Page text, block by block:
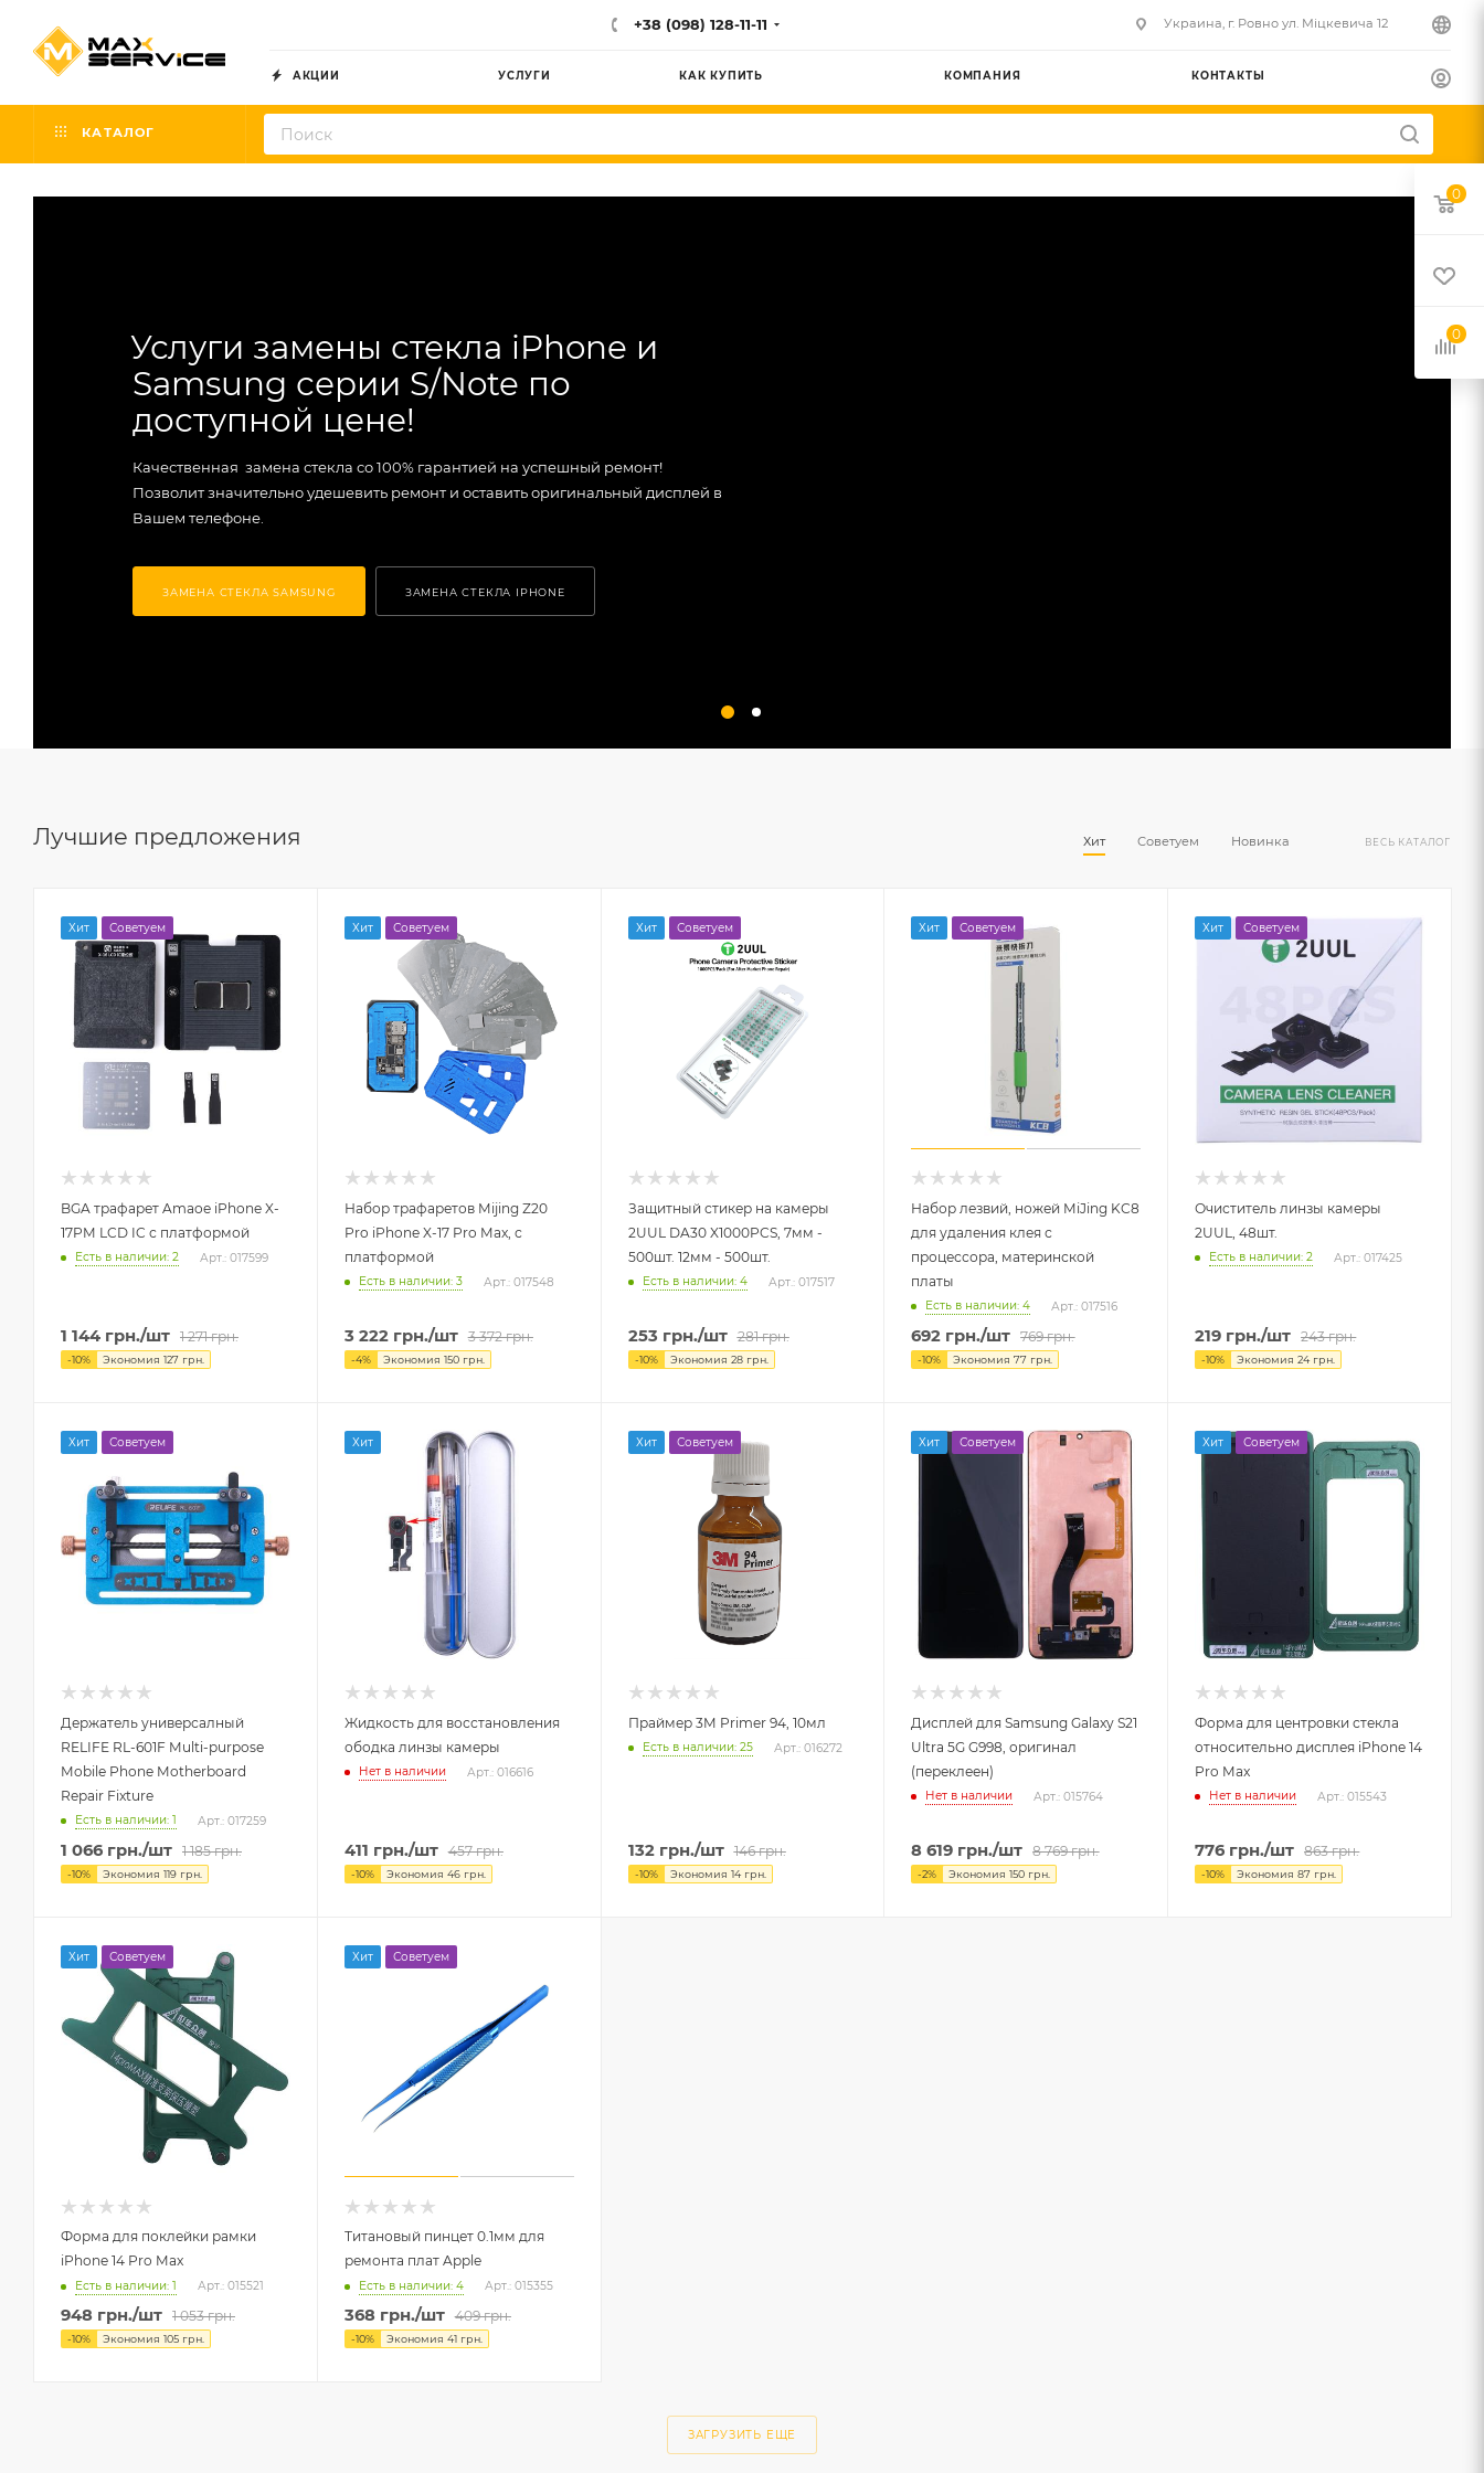
+38 (098) 128-11-11 Украина, г. Ровно ул. Міцкевича 12
АКЦИИ УСЛУГИ КАК КУПИТЬ КОМПАНИЯ КОНТАКТЫ
КАТАЛОГ
Услуги замены стекла iPhone и
Samsung серии S/Note по
доступной цене!
Качественная замена стекла со 100% гарантией на успешный ремонт!
Позволит значительно удешевить ремонт и оставить оригинальный дисплей в
Вашем телефоне.
ЗАМЕНА СТЕКЛА SAMSUNG ЗАМЕНА СТЕКЛА IPHONE
Лучшие предложения Хит Советуем Новинка ВЕСЬ КАТАЛОГ
Хит Советуем
BGA трафарет Amaoe iPhone X-
17PM LCD IC с платформой
Есть в наличии: 2 Арт.: 017599
1 144 грн./шт 1 271грн.
-10% Экономия 127 грн.
Хит Советуем
Набор трафаретов Mijing Z20
Pro iPhone X-17 Pro Max, с
платформой
Есть в наличии: 3 Арт.: 017548
3 222грн./шт 3 372грн.
-4% Экономия 150грн.
Хит Советуем
Защитный стикер на камеры
2UUL DA30 X1000PCS, 7мм -
500шт. 12мм - 500шт.
Есть в наличии: 4 Арт.: 017517
253 грн./шт 281грн.
-10% Экономия 28грн.
Хит Советуем
Набор лезвий, ножей MiJing KC8
для удаления клея с
процессора, материнской
платы
Есть в наличии: 4 Арт.: 017516
692 грн./шт 769грн.
-10% Экономия 77 грн.
Хит Советуем
Очиститель линзы камеры
2UUL, 48шт.
Есть в наличии: 2 Арт.: 017425
219 грн./шт 243грн.
-10% Экономия 24 грн.
Хит Советуем
Держатель универсалный
RELIFE RL-601F Multi-purpose
Mobile Phone Motherboard
Repair Fixture
Есть в наличии: 1 Арт.: 017259
1 066 грн./шт 1 185грн.
-10% Экономия 119 грн.
Хит
Жидкость для восстановления
ободка линзы камеры
Нет в наличии Арт.: 016616
411 грн./шт 457грн.
-10% Экономия 46грн.
Хит Советуем
Праймер 3M Primer 94, 10мл
Есть в наличии: 25 Арт.: 016272
132грн./шт 146грн.
-10% Экономия 14грн.
Хит Советуем
Дисплей для Samsung Galaxy S21
Ultra 5G G998, оригинал
(переклеен)
Нет в наличии Арт.: 015764
8 619 грн./шт 8 769грн.
-2% Экономия 150 грн.
Хит Советуем
Форма для центровки стекла
относительно дисплея iPhone 14
Pro Max
Нет в наличии Арт.: 015543
776 грн./шт 863грн.
-10% Экономия 87 грн.
Хит Советуем
Форма для поклейки рамки
iPhone 14 Pro Max
Есть в наличии: 1 Арт.: 015521
948 грн./шт 1 053грн.
-10% Экономия 105 грн.
Хит Советуем
Титановый пинцет 0.1мм для
ремонта плат Apple
Есть в наличии: 4 Арт.: 015355
368 грн./шт 409грн.
-10% Экономия 41 грн.
ЗАГРУЗИТЬ ЕЩЕ
0
0